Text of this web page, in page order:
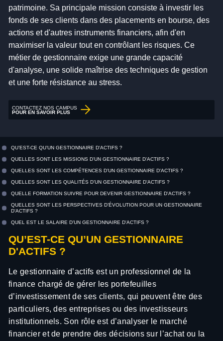
patrimoine. Sa principale mission consiste à investir les
fonds de ses clients dans des placements en bourse, des
actions et d'autres instruments financiers, afin d'en
maximiser la valeur tout en contrôlant les risques. Ce
métier de gestionnaire exige une grande capacité
d'analyse, une solide maîtrise des techniques de gestion
et une forte résistance au stress.
CONTACTEZ NOS CAMPUS
POUR EN SAVOIR PLUS
QU’EST-CE QU’UN GESTIONNAIRE D'ACTIFS ?
QUELLES SONT LES MISSIONS D’UN GESTIONNAIRE D'ACTIFS ?
QUELLES SONT LES COMPÉTENCES D’UN GESTIONNAIRE D'ACTIFS ?
QUELLES SONT LES QUALITÉS D’UN GESTIONNAIRE D'ACTIFS ?
QUELLE FORMATION SUIVRE POUR DEVENIR GESTIONNAIRE D'ACTIFS ?
QUELLES SONT LES PERSPECTIVES D’ÉVOLUTION POUR UN GESTIONNAIRE
D'ACTIFS ?
QUEL EST LE SALAIRE D’UN GESTIONNAIRE D'ACTIFS ?
QU’EST-CE QU’UN GESTIONNAIRE
D'ACTIFS ?
Le gestionnaire d’actifs est un professionnel de la
finance chargé de gérer les portefeuilles
d’investissement de ses clients, qui peuvent être des
particuliers, des entreprises ou des investisseurs
institutionnels. Son rôle est d’analyser le marché
financier et de prendre des décisions sur l’achat ou la